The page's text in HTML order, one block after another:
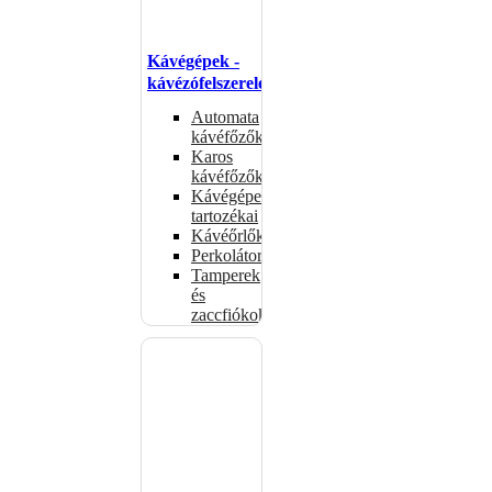
Kávégépek -
kávézófelszerelés
Automata
kávéfőzők
Karos
kávéfőzők
Kávégépek
tartozékai
Kávéőrlők
Perkolátorok
Tamperek
és
zaccfiókok